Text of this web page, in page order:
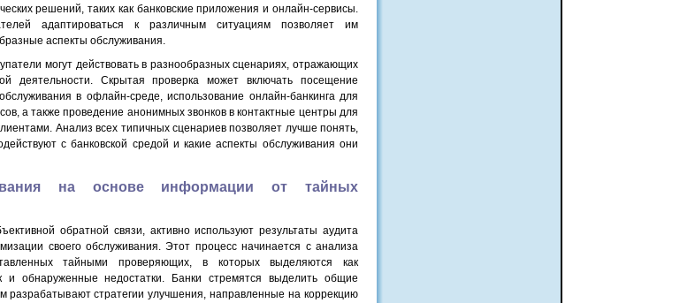
решений, таких как банковские приложения и онлайн-сервисы.
адаптироваться к различным ситуациям позволяет им
аспекты обслуживания.
могут действовать в разнообразных сценариях, отражающих
деятельности. Скрытая проверка может включать посещение
в офлайн-среде, использование онлайн-банкинга для
а также проведение анонимных звонков в контактные центры для
Анализ всех типичных сценариев позволяет лучше понять,
с банковской средой и какие аспекты обслуживания они
на основе информации от тайных
обратной связи, активно используют результаты аудита
своего обслуживания. Этот процесс начинается с анализа
тайными проверяющих, в которых выделяются как
и обнаруженные недостатки. Банки стремятся выделить общие
разрабатывают стратегии улучшения, направленные на коррекцию